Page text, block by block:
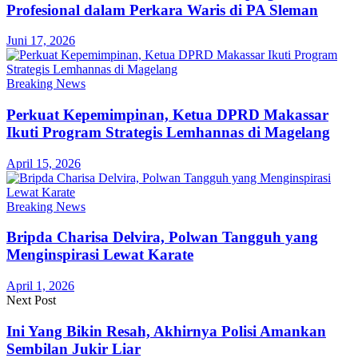
Profesional dalam Perkara Waris di PA Sleman
Juni 17, 2026
Breaking News
Perkuat Kepemimpinan, Ketua DPRD Makassar
Ikuti Program Strategis Lemhannas di Magelang
April 15, 2026
Breaking News
Bripda Charisa Delvira, Polwan Tangguh yang
Menginspirasi Lewat Karate
April 1, 2026
Next Post
Ini Yang Bikin Resah, Akhirnya Polisi Amankan
Sembilan Jukir Liar